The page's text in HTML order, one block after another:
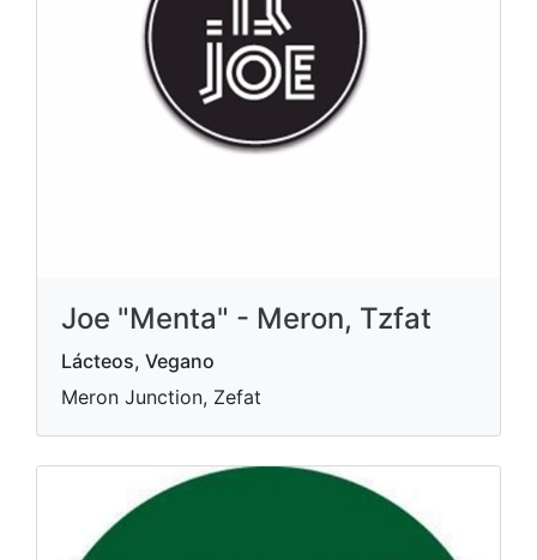
Joe "Menta" - Meron, Tzfat
Lácteos, Vegano
Meron Junction, Zefat